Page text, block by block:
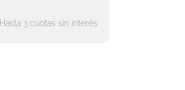
Hasta 3 cuotas sin interés